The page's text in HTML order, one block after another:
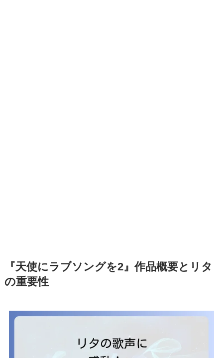
『天使にラブソングを2』作品概要とリタ
の重要性